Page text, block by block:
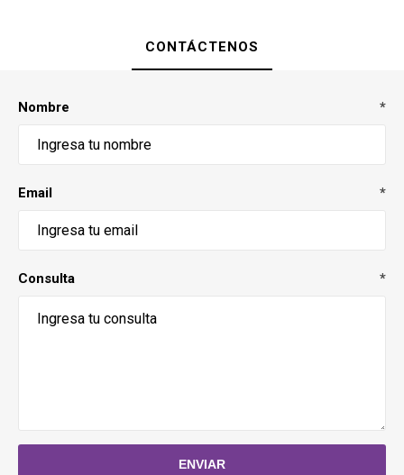
CONTÁCTENOS
Nombre *
Email *
Consulta *